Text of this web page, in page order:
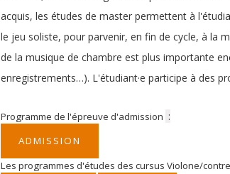
acquis, les études de master permettent à
le jeu soliste, pour parvenir, en fin de cycle, à la
de la musique de chambre est plus importante
enregistrements…). L'étudiant·e participe à des
Programme de l'épreuve d'admission :
ADMISSION
Les programmes d'études des cursus Violone/